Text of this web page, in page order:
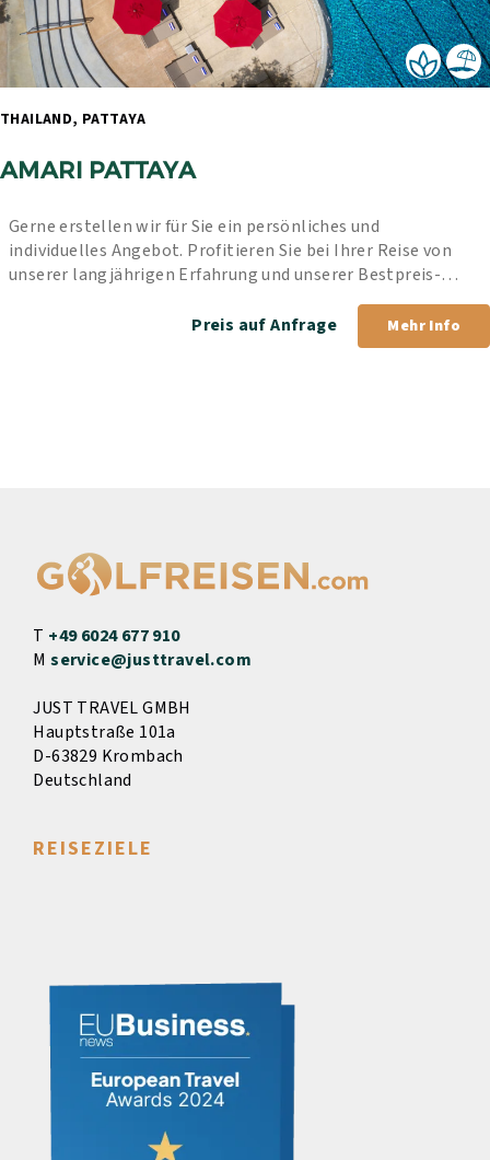
AMARI PATTAYA
Gerne erstellen wir für Sie ein persönliches und
individuelles Angebot. Profitieren Sie bei Ihrer Reise von
unserer langjährigen Erfahrung und unserer Bestpreis-
Preis auf Anfrage
Mehr Info
T +49 6024 677 910
Mservice@justtravel.com
JUST TRAVEL GMBH
Hauptstraße 101a
D-63829 Krombach
Deutschland
REISEZIELE